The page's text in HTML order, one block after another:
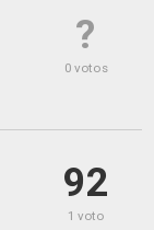
?
0 votos
92
1 voto